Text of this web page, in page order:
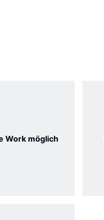
Work möglich